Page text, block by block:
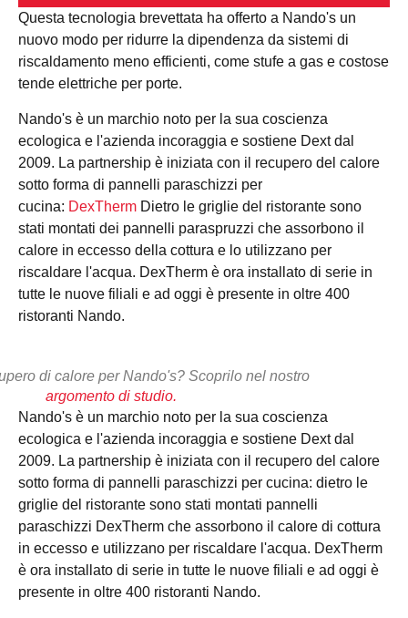
Dai un'occhiata al case study Dext e Nando per
Visualizzazione
Questa tecnologia brevettata ha offerto a Nando's un
nuovo modo per ridurre la dipendenza da sistemi di
riscaldamento meno efficienti, come stufe a gas e costose
tende elettriche per porte.
Nando's è un marchio noto per la sua coscienza
ecologica e l'azienda incoraggia e sostiene Dext dal
2009. La partnership è iniziata con il recupero del calore
sotto forma di pannelli paraschizzi per
cucina: DexTherm Dietro le griglie del ristorante sono
stati montati dei pannelli paraspruzzi che assorbono il
calore in eccesso della cottura e lo utilizzano per
riscaldare l'acqua. DexTherm è ora installato di serie in
tutte le nuove filiali e ad oggi è presente in oltre 400
ristoranti Nando.
di calore per Nando's? Scoprilo nel nostro
argomento di studio.
Nando's è un marchio noto per la sua coscienza
ecologica e l'azienda incoraggia e sostiene Dext dal
2009. La partnership è iniziata con il recupero del calore
sotto forma di pannelli paraschizzi per cucina: dietro le
griglie del ristorante sono stati montati pannelli
paraschizzi DexTherm che assorbono il calore di cottura
in eccesso e utilizzano per riscaldare l'acqua. DexTherm
è ora installato di serie in tutte le nuove filiali e ad oggi è
presente in oltre 400 ristoranti Nando.